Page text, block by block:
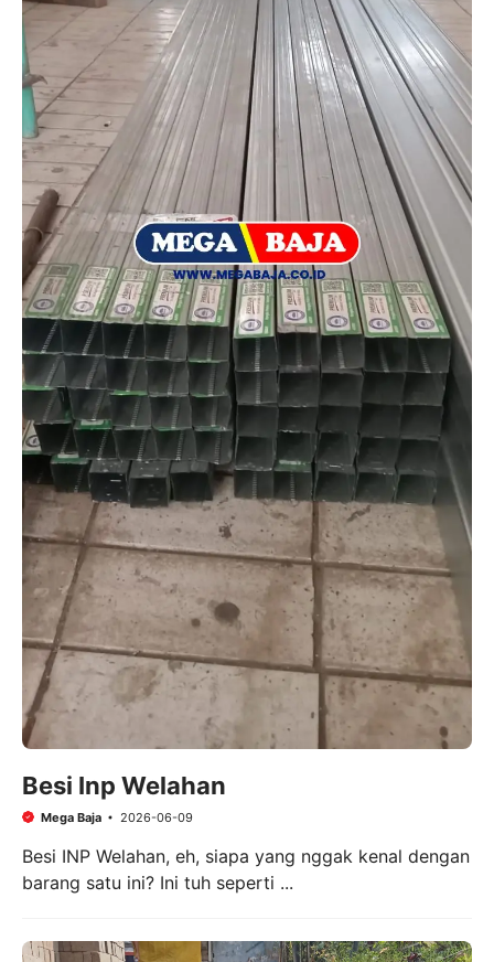
Besi Inp Welahan
Mega Baja 2026-06-09
Besi INP Welahan, eh, siapa yang nggak kenal dengan
barang satu ini? Ini tuh seperti ...